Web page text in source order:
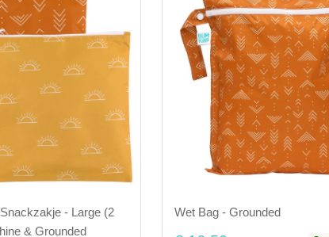
- Large (2
& Grounded
Wet Bag - Grounded